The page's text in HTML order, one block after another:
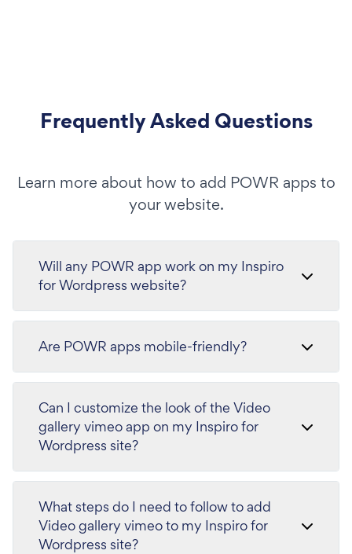
Frequently Asked Questions
Learn more about how to add POWR apps to
your website.
Will any POWR app work on my Inspiro
for Wordpress website?
Are POWR apps mobile-friendly?
Can I customize the look of the Video
gallery vimeo app on my Inspiro for
Wordpress site?
What steps do I need to follow to add
Video gallery vimeo to my Inspiro for
Wordpress site?